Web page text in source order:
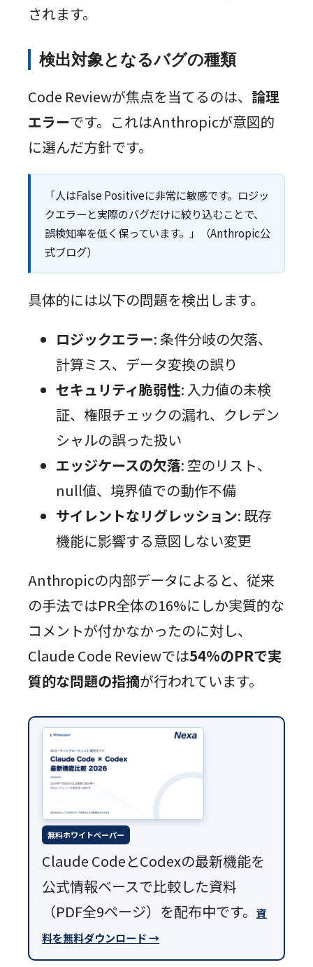
されます。
検出対象となるバグの種類
Code Reviewが焦点を当てるのは、 論理
エラーです。これはAnthropicが意図的
に選んだ方針です。
「人はFalse Positiveに非常に敏感です。ロジッ
クエラーと実際のバグだけに絞り込むことで、
誤検知率を低く保っています。」（Anthropic公
式ブログ）
具体的には以下の問題を検出します。
ロジックエラー: 条件分岐の欠落、
計算ミス、データ変換の誤り
セキュリティ脆弱性: 入力値の未検
証、権限チェックの漏れ、クレデン
シャルの誤った扱い
エッジケースの欠落: 空のリスト、
null値、境界値での動作不備
サイレントなリグレッション: 既存
機能に影響する意図しない変更
Anthropicの内部データによると、従来
の手法ではPR全体の16%にしか実質的な
コメントが付かなかったのに対し、
Claude Code Reviewでは54%のPRで実
質的な問題の指摘が行われています。
無料ホワイトペーパー
Claude CodeとCodexの最新機能を
公式情報ベースで比較した資料
（PDF全9ページ）を配布中です。 資
料を無料ダウンロード →